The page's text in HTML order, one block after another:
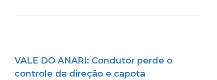
VALE DO ANARI: Condutor perde o
controle da direção e capota